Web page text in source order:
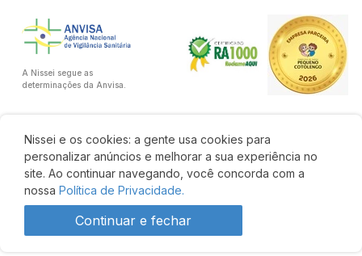
R$ 107,23
Nissei e os cookies: a gente usa cookies para
personalizar anúncios e melhorar a sua experiência no
site. Ao continuar navegando, você concorda com a
nossa Política de Privacidade.
Continuar e fechar
A Nissei segue as
determinações da Anvisa.